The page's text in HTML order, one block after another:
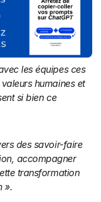
les équipes ces
humaines et
si bien ce
des savoir-faire
accompagner
transformation
».